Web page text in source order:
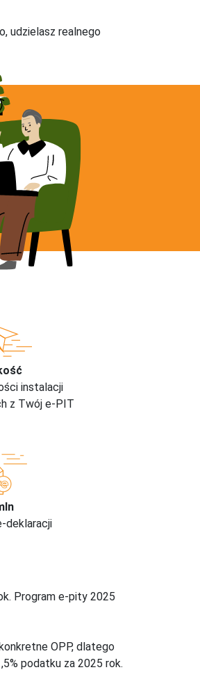
udzielasz realnego
instalacji
z Twój e-PIT
deklaracji
Program e-pity 2025
OPP, dlatego
podatku za 2025 rok.